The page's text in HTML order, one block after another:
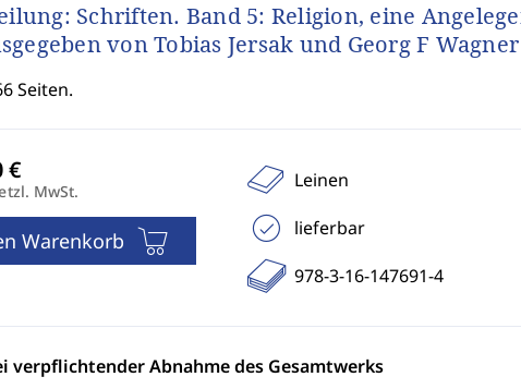
Schriften. Band 5: Religion, eine
von Tobias Jersak und Georg F Wagner
Seiten.
MwSt.
Warenkorb
Leinen
lieferbar
978-3-16-147691-4
verpflichtender Abnahme des Gesamtwerks